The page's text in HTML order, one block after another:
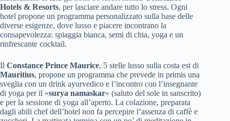
Hotels & Resorts, per lasciare andare tutto lo stress. Ogni
hotel propone un programma personalizzato sulla base delle
diverse esigenze, dove lusso e piacere incontrano la
consapevolezza: spiaggia bianca, semi di chia, yoga e un
rinfrescante cocktail.
Il Constance Prince Maurice, 5 stelle lusso sulla costa est di
Mauritius, propone un programma che prevede in primis una
sveglia con un drink ayurvedico e l’incontro con l’insegnante
di yoga per il «surya namaskar» (saluto del sole in sanscrito)
e per la sessione di yoga all’aperto. La colazione, preparata
dagli abili chef dell’hotel non fa percepire l’assenza di caffè e